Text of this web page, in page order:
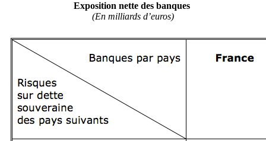
Exposition nette des banques
(En milliards d’euros)